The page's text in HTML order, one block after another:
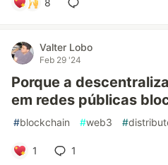
8
Valter Lobo
Feb 29 '24
Porque a
em redes públicas
#blockchain #web3 #
1 1